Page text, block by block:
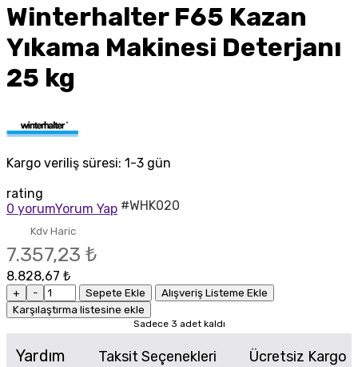
Winterhalter F65 Kazan
Yıkama Makinesi Deterjanı
25 kg
Kargo veriliş süresi: 1-3 gün
rating
0 yorumYorum Yap #WHK020
Kdv Haric
7.357,23 ₺
8.828,67 ₺
+ - Sepete Ekle
Alışveriş Listeme Ekle
Karşılaştırma listesine ekle
Sadece 3 adet kaldı
Yardım Taksit Seçenekleri
Ücretsiz Kargo